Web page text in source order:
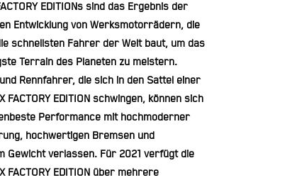
EDITIONs sind das Ergebnis der
Entwicklung von Werksmotorrädern, die
schnellsten Fahrer der Welt baut, um das
Terrain des Planeten zu meistern.
Rennfahrer, die sich in den Sattel einer
FACTORY EDITION schwingen, können sich
Performance mit hochmoderner
hochwertigen Bremsen und
Gewicht verlassen. Für 2021 verfügt die
FACTORY EDITION über mehrere